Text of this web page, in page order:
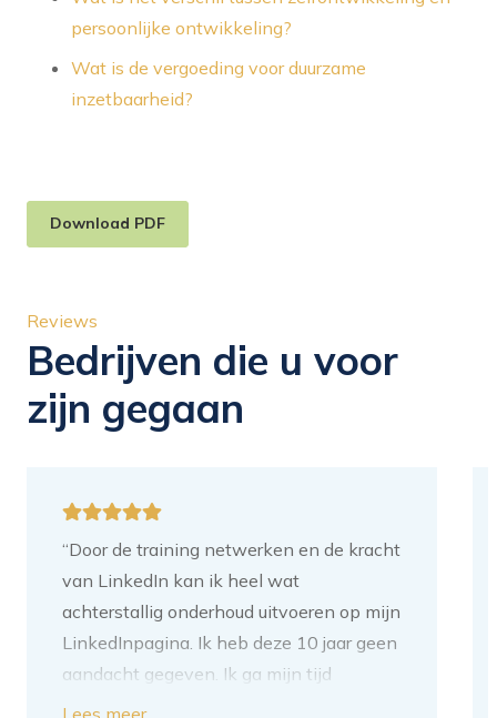
persoonlijke ontwikkeling?
Wat is de vergoeding voor duurzame
inzetbaarheid?
Download PDF
Reviews
Bedrijven die u voor
zijn gegaan
“Door de training netwerken en de kracht
van LinkedIn kan ik heel wat
achterstallig onderhoud uitvoeren op mijn
LinkedInpagina. Ik heb deze 10 jaar geen
aandacht gegeven. Ik ga mijn tijd
besteden aan het toevoegen van
Lees meer